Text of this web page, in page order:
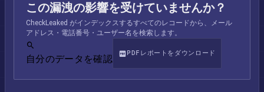
この漏洩の影響を受けていませんか？
CheckLeaked がインデックスするすべてのレコードから、メール
アドレス・電話番号・ユーザー名を検索します。
自分のデータを確認
PDFレポートをダウンロード